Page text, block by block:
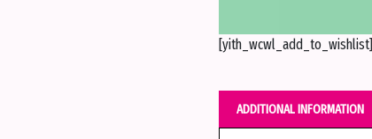
άνοιγμα
Πορτοκαλί
quantity
[yith_wcwl_add_to_wishlist]
ADDITIONAL INFORMATION